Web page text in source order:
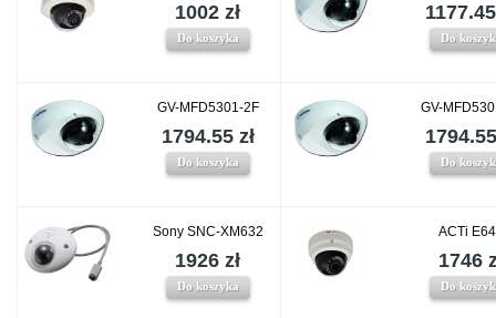
1002 zł
Do koszyka Do
GV-MFD5301-2F
1794.55 zł
Do koszyka
GV-
Do
Sony SNC-XM632
1926 zł
Do koszyka
ACTi
1746
Do